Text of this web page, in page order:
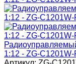
1:12 - ZG-C1201W-